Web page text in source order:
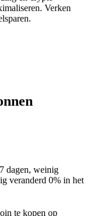
Verken
dagen, weinig
veranderd 0% in het
te kopen op